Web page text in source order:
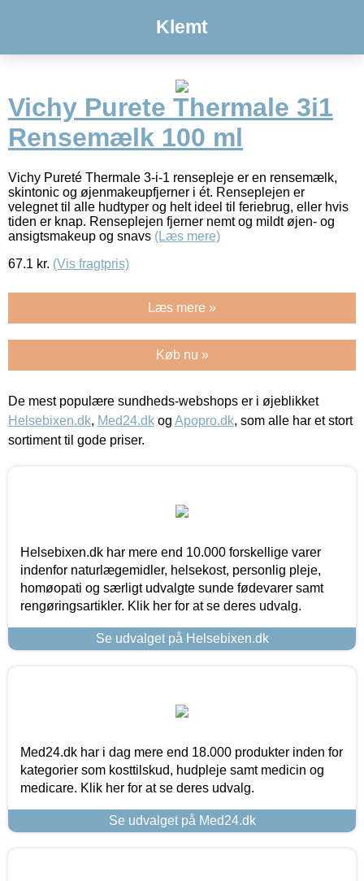
Klemt
Vichy Purete Thermale 3i1
Rensemælk 100 ml
Vichy Pureté Thermale 3-i-1 rensepleje er en rensemælk,
skintonic og øjenmakeupfjerner i ét. Renseplejen er
velegnet til alle hudtyper og helt ideel til feriebrug, eller hvis
tiden er knap. Renseplejen fjerner nemt og mildt øjen- og
ansigtsmakeup og snavs (Læs mere)
67.1 kr. (Vis fragtpris)
Læs mere »
Køb nu »
De mest populære sundheds-webshops er i øjeblikket
Helsebixen.dk, Med24.dk og Apopro.dk, som alle har et stort
sortiment til gode priser.
Helsebixen.dk har mere end 10.000 forskellige varer
indenfor naturlægemidler, helsekost, personlig pleje,
homøopati og særligt udvalgte sunde fødevarer samt
rengøringsartikler. Klik her for at se deres udvalg.
Se udvalget på Helsebixen.dk
Med24.dk har i dag mere end 18.000 produkter inden for
kategorier som kosttilskud, hudpleje samt medicin og
medicare. Klik her for at se deres udvalg.
Se udvalget på Med24.dk